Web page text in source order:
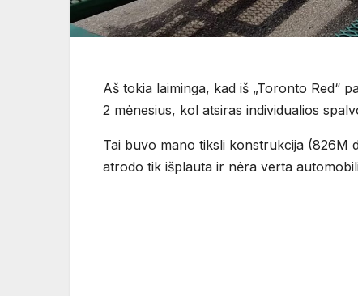
Aš tokia laiminga, kad iš „Toronto Red“
2 mėnesius, kol atsiras individualios
Tai buvo mano tiksli konstrukcija (826M
atrodo tik išplauta ir nėra verta